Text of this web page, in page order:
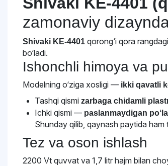
zamonaviy
Shivaki KE-4401 qorong‘i qora
bo‘ladi.
Ishonchli himoya va
Modelning o‘ziga xosligi — ikki qavatli
Tashqi qismi zarbaga chidamli
Ichki qismi — paslanmaydigan
Shunday qilib, qaynash paytida ham
Tez va oson ishlash
2200 Vt quvvat va 1,7 litr hajm bilan